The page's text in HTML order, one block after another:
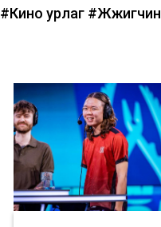
#Кино урлаг #Жүжигчин